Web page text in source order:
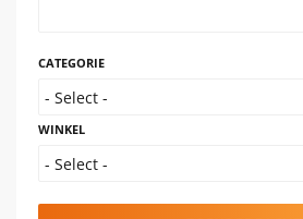
CATEGORIE
WINKEL